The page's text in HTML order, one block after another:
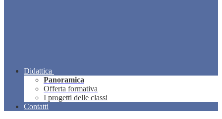
Didattica
Panoramica
Offerta formativa
I progetti delle classi
Contatti